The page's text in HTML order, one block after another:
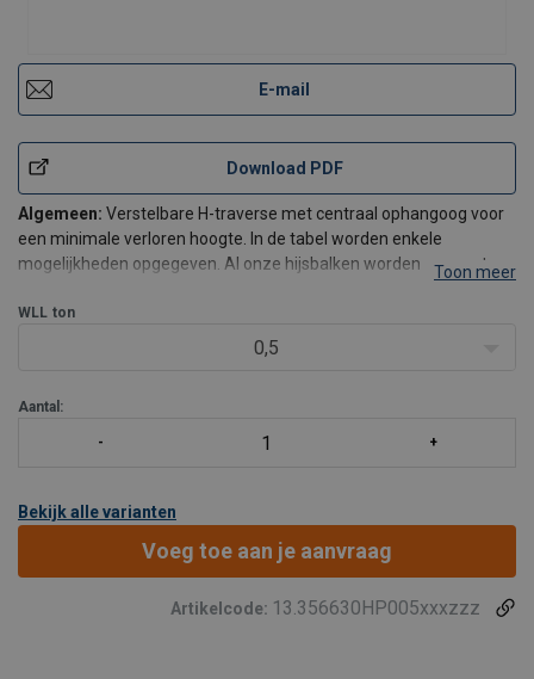
E-mail
Download PDF
Algemeen: Verstelbare H-traverse met centraal ophangoog voor
een minimale verloren hoogte. In de tabel worden enkele
mogelijkheden opgegeven. Al onze hijsbalken worden op maat
Standaard worden de hijsbalken voorzien van sluitingen of haken.
Toon meer
WLL ton
0,5
Aantal:
Bekijk alle varianten
Voeg toe aan je aanvraag
Artikelcode: 13.356630HP005xxxzzz